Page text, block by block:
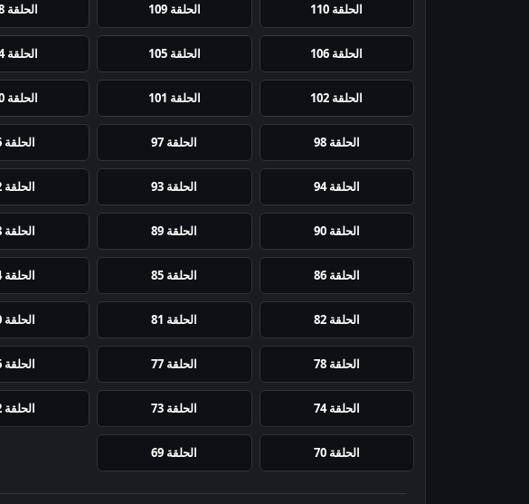
الحلقة 110 الحلقة 109 الحلقة 108
الحلقة 106 الحلقة 105 الحلقة 104
الحلقة 102 الحلقة 101 الحلقة 100
الحلقة 98 الحلقة 97 الحلقة 96
الحلقة 94 الحلقة 93 الحلقة 92
الحلقة 90 الحلقة 89 الحلقة 88
الحلقة 86 الحلقة 85 الحلقة 84
الحلقة 82 الحلقة 81 الحلقة 80
الحلقة 78 الحلقة 77 الحلقة 76
الحلقة 74 الحلقة 73 الحلقة 72
الحلقة 70 الحلقة 69